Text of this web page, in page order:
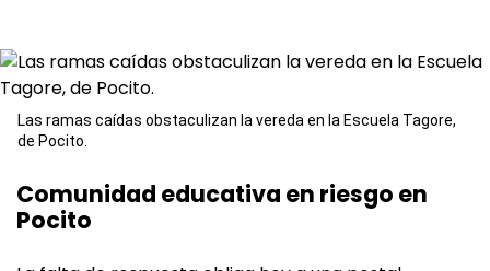
Las ramas caídas obstaculizan la vereda en la Escuela Tagore,
de Pocito.
Comunidad educativa en riesgo en
Pocito